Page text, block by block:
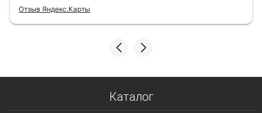
Отзыв Яндекс.Карты
Каталог